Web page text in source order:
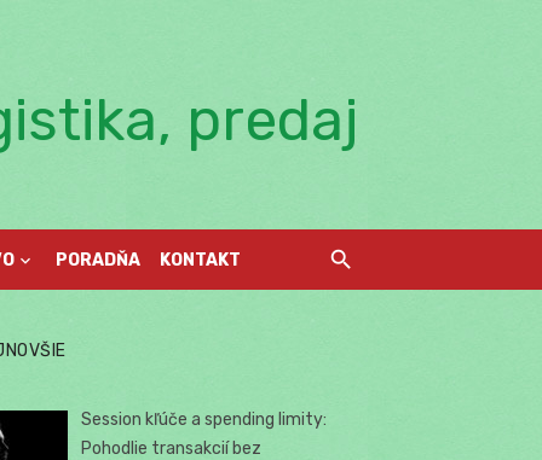
predaj
PORADŇA KONTAKT
Session kľúče a spending limity:
Pohodlie transakcií bez